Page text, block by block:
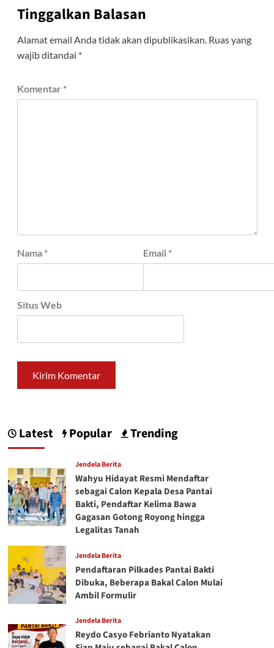
Tinggalkan Balasan
Alamat email Anda tidak akan dipublikasikan. Ruas yang
wajib ditandai *
Komentar *
Nama * Email *
Situs Web
Latest Popular Trending
Jendela Berita
Wahyu Hidayat Resmi Mendaftar
sebagai Calon Kepala Desa Pantai
Bakti, Pendaftar Kelima Bawa
Gagasan Gotong Royong hingga
Legalitas Tanah
Jendela Berita
Pendaftaran Pilkades Pantai Bakti
Dibuka, Beberapa Bakal Calon Mulai
Ambil Formulir
Jendela Berita
Reydo Casyo Febrianto Nyatakan